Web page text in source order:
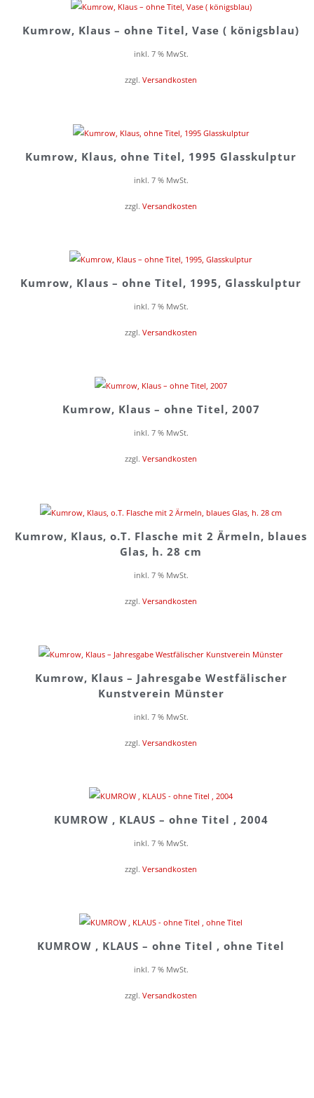
Kumrow, Klaus – ohne Titel, Vase ( königsblau)
inkl. 7 % MwSt.
zzgl. Versandkosten
Kumrow, Klaus, ohne Titel, 1995 Glasskulptur
inkl. 7 % MwSt.
zzgl. Versandkosten
Kumrow, Klaus – ohne Titel, 1995, Glasskulptur
inkl. 7 % MwSt.
zzgl. Versandkosten
Kumrow, Klaus – ohne Titel, 2007
inkl. 7 % MwSt.
zzgl. Versandkosten
Kumrow, Klaus, o.T. Flasche mit 2 Ärmeln, blaues
Glas, h. 28 cm
inkl. 7 % MwSt.
zzgl. Versandkosten
Kumrow, Klaus – Jahresgabe Westfälischer
Kunstverein Münster
inkl. 7 % MwSt.
zzgl. Versandkosten
KUMROW , KLAUS – ohne Titel , 2004
inkl. 7 % MwSt.
zzgl. Versandkosten
KUMROW , KLAUS – ohne Titel , ohne Titel
inkl. 7 % MwSt.
zzgl. Versandkosten